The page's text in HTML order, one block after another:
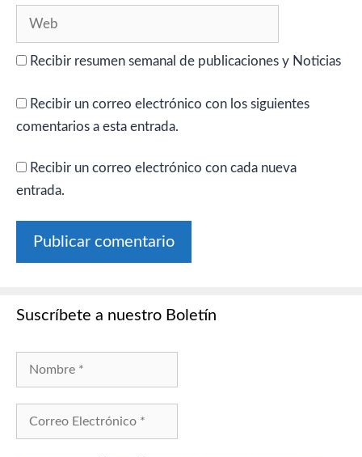
Recibir resumen semanal de publicaciones y Noticias
Recibir un correo electrónico con los siguientes
comentarios a esta entrada.
Recibir un correo electrónico con cada nueva
entrada.
Suscríbete a nuestro Boletín